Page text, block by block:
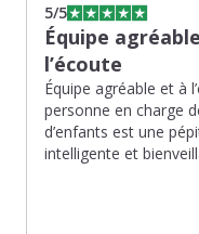
5/5
Équipe
l’écoute
Équipe agréable et à
personne en charge
d’enfants est une
intelligente et